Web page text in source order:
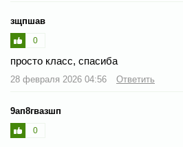
зщпшав
0
просто класс, спасиба
28 февраля 2026 04:56 Ответить
9ап8гвазшп
0